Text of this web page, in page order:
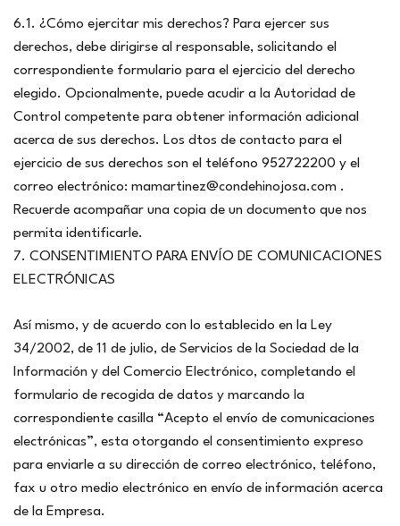
6.1. ¿Cómo ejercitar mis derechos? Para ejercer sus
derechos, debe dirigirse al responsable, solicitando el
correspondiente formulario para el ejercicio del derecho
elegido. Opcionalmente, puede acudir a la Autoridad de
Control competente para obtener información adicional
acerca de sus derechos. Los dtos de contacto para el
ejercicio de sus derechos son el teléfono 952722200 y el
correo electrónico: mamartinez@condehinojosa.com .
Recuerde acompañar una copia de un documento que nos
permita identificarle.
7. CONSENTIMIENTO PARA ENVÍO DE COMUNICACIONES
ELECTRÓNICAS
Así mismo, y de acuerdo con lo establecido en la Ley
34/2002, de 11 de julio, de Servicios de la Sociedad de la
Información y del Comercio Electrónico, completando el
formulario de recogida de datos y marcando la
correspondiente casilla “Acepto el envío de comunicaciones
electrónicas”, esta otorgando el consentimiento expreso
para enviarle a su dirección de correo electrónico, teléfono,
fax u otro medio electrónico en envío de información acerca
de la Empresa.